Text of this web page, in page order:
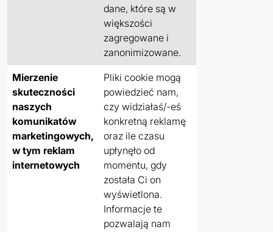
dane, które są w
większości
zagregowane i
zanonimizowane.
Mierzenie
skuteczności
naszych
komunikatów
marketingowych,
w tym reklam
internetowych
Pliki cookie mogą
powiedzieć nam,
czy widziałaś/-eś
konkretną reklamę
oraz ile czasu
upłynęło od
momentu, gdy
została Ci on
wyświetlona.
Informacje te
pozwalają nam